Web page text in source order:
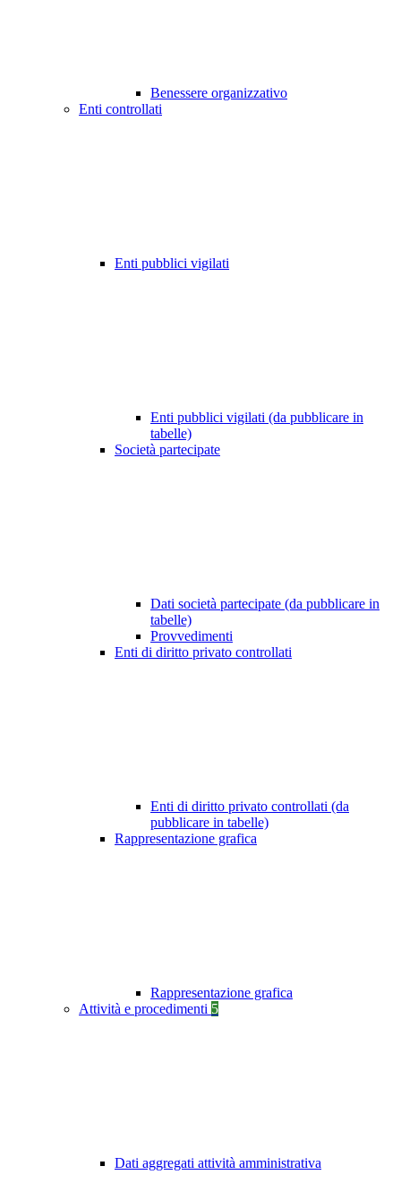
Benessere organizzativo
Enti controllati
Enti pubblici vigilati
Enti pubblici vigilati (da pubblicare in
tabelle)
Società partecipate
Dati società partecipate (da pubblicare in
tabelle)
Provvedimenti
Enti di diritto privato controllati
Enti di diritto privato controllati (da
pubblicare in tabelle)
Rappresentazione grafica
Rappresentazione grafica
Attività e procedimenti 5
Dati aggregati attività amministrativa